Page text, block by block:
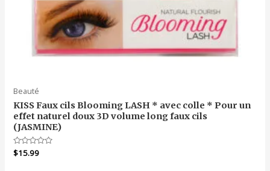
Beauté
KISS Faux cils Blooming LASH * avec colle * Pour un
effet naturel doux 3D volume long faux cils
(JASMINE)
Note
0
$15.99